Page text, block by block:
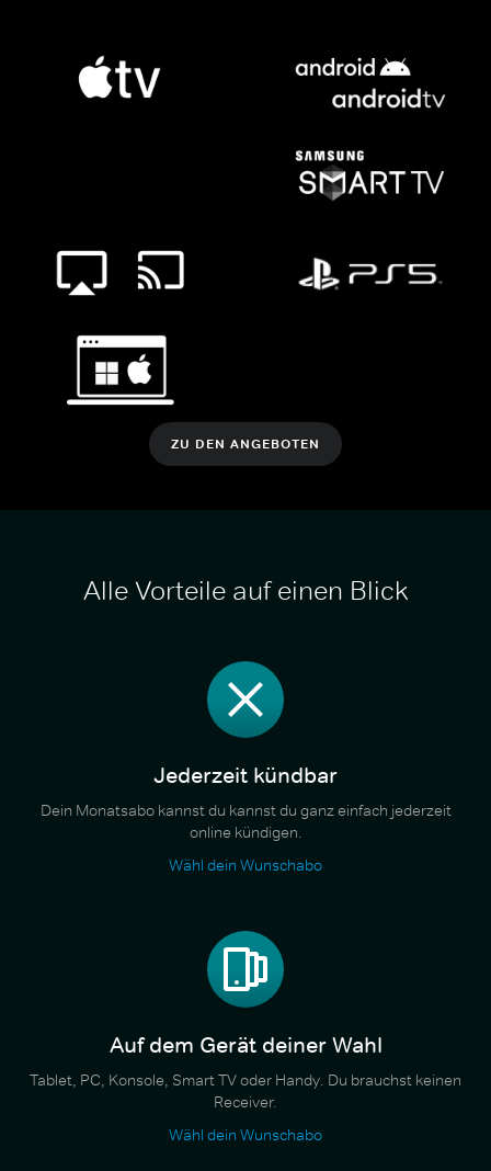
ZU DEN ANGEBOTEN
Alle Vorteile auf einen Blick
Jederzeit kündbar
Dein Monatsabo kannst du kannst du ganz einfach jederzeit
online kündigen.
Wähl dein Wunschabo
Auf dem Gerät deiner Wahl
Tablet, PC, Konsole, Smart TV oder Handy. Du brauchst keinen
Receiver.
Wähl dein Wunschabo